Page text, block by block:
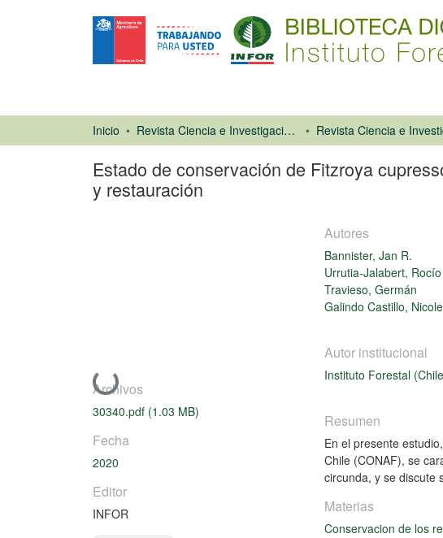
Inicio Revista Ciencia e Investigación Forestal (CIFOR)
Estado de conservación de Fitzroya
y restauración
Cargando...
Archivos
30340.pdf (1.03 MB)
Fecha
2020
Editor
INFOR
Autores
Bannister, Jan R.
Urrutia-Jalabert, Rocío
Travieso, Germán
Galindo Castillo, Nicole
Autor institucional
Instituto Forestal
Resumen
En el presente
Chile (CONAF), se
circunda, y se discute
Materias
Conservacion de los